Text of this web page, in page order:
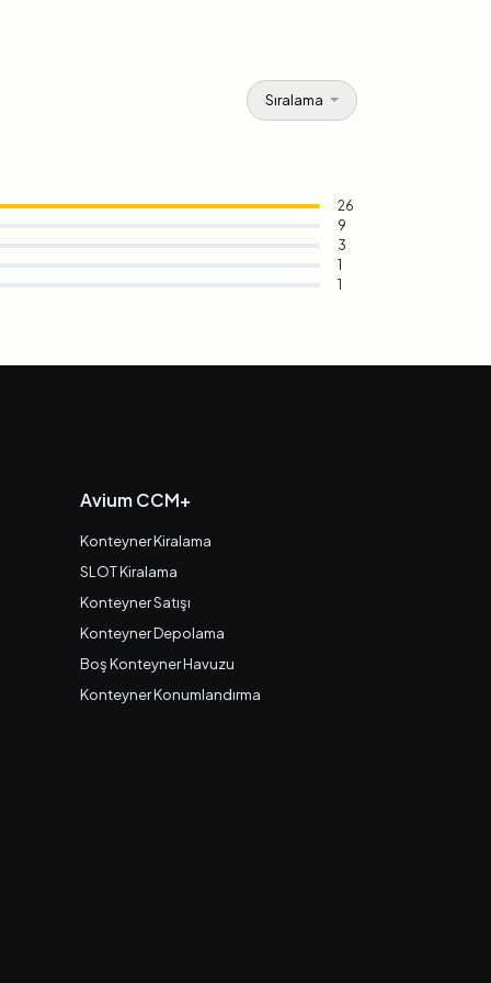
Sıralama
26
9
3
1
1
Avium CCM+
Konteyner Kiralama
SLOT Kiralama
Konteyner Satışı
Konteyner Depolama
Boş Konteyner Havuzu
Konteyner Konumlandırma